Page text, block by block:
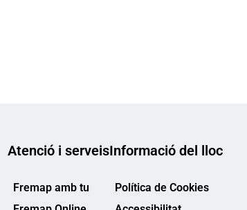
Atenció i serveis
Fremap amb tu
Informació del lloc
Política de Cookies